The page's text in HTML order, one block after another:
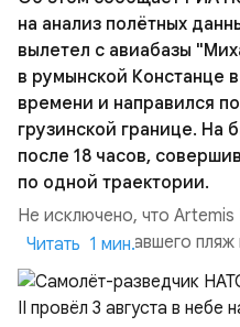
на анализ полётных
вылетел с авиабазы
в румынской Констанце
времени и направился
грузинской границе. На
после 18 часов,
по одной траектории.
Не исключено, что Artemis
дрона, атаковавшего
чего погибло 7 человек,
турецкая газета
украинских дронов в
Читать 1 мин.
4274 2740 0464 4268
Получатель: Максим
Уважаемые читатели!
Спасибо, что остаетесь
время. Портал
ру» поддерживает
деятельных
Проект отражает наши
понятные и близкие
Патриотизм и любовь к
Правда и факты —
Развитие гражданской